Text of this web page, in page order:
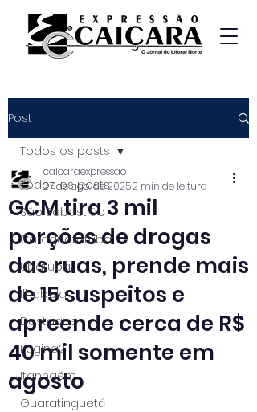
Post
Todos os posts
São Sebastião
Caraguatatuba
Ubatuba
Ilhabela
Destaque
Página2
Itanhaém
Guaratinguetá
Todos os posts
GCM tira 3 mil
porções de drogas
das ruas, prende mais
de 15 suspeitos e
apreende cerca de R$
40 mil somente em
agosto
caicaraexpressao
27 de ago. de 20252 min de leitura